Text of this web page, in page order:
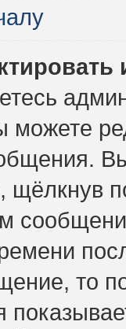
щёлкнув
то